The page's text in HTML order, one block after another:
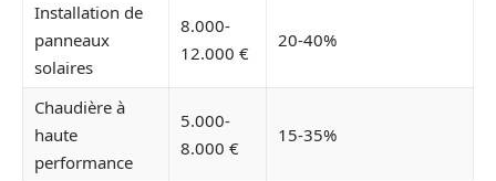
Installation de
panneaux
solaires
8.000-
12.000 €
20-40%
Chaudière à
haute
performance
5.000-
8.000 €
15-35%